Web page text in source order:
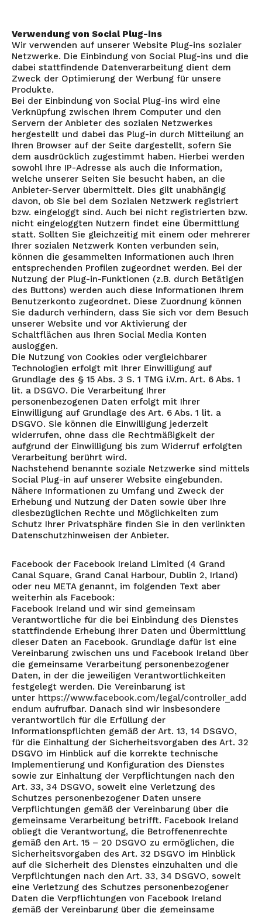
Verwendung von Social Plug-ins
Wir verwenden auf unserer Website Plug-ins sozialer
Netzwerke. Die Einbindung von Social Plug-ins und die
dabei stattfindende Datenverarbeitung dient dem
Zweck der Optimierung der Werbung für unsere
Produkte.
Bei der Einbindung von Social Plug-ins wird eine
Verknüpfung zwischen Ihrem Computer und den
Servern der Anbieter des sozialen Netzwerkes
hergestellt und dabei das Plug-in durch Mitteilung an
Ihren Browser auf der Seite dargestellt, sofern Sie
dem ausdrücklich zugestimmt haben. Hierbei werden
sowohl Ihre IP-Adresse als auch die Information,
welche unserer Seiten Sie besucht haben, an die
Anbieter-Server übermittelt. Dies gilt unabhängig
davon, ob Sie bei dem Sozialen Netzwerk registriert
bzw. eingeloggt sind. Auch bei nicht registrierten bzw.
nicht eingeloggten Nutzern findet eine Übermittlung
statt. Sollten Sie gleichzeitig mit einem oder mehrerer
Ihrer sozialen Netzwerk Konten verbunden sein,
können die gesammelten Informationen auch Ihren
entsprechenden Profilen zugeordnet werden. Bei der
Nutzung der Plug-in-Funktionen (z.B. durch Betätigen
des Buttons) werden auch diese Informationen Ihrem
Benutzerkonto zugeordnet. Diese Zuordnung können
Sie dadurch verhindern, dass Sie sich vor dem Besuch
unserer Website und vor Aktivierung der
Schaltflächen aus Ihren Social Media Konten
ausloggen.
Die Nutzung von Cookies oder vergleichbarer
Technologien erfolgt mit Ihrer Einwilligung auf
Grundlage des § 15 Abs. 3 S. 1 TMG i.V.m. Art. 6 Abs. 1
lit. a DSGVO. Die Verarbeitung Ihrer
personenbezogenen Daten erfolgt mit Ihrer
Einwilligung auf Grundlage des Art. 6 Abs. 1 lit. a
DSGVO. Sie können die Einwilligung jederzeit
widerrufen, ohne dass die Rechtmäßigkeit der
aufgrund der Einwilligung bis zum Widerruf erfolgten
Verarbeitung berührt wird.
Nachstehend benannte soziale Netzwerke sind mittels
Social Plug-in auf unserer Website eingebunden.
Nähere Informationen zu Umfang und Zweck der
Erhebung und Nutzung der Daten sowie über Ihre
diesbezüglichen Rechte und Möglichkeiten zum
Schutz Ihrer Privatsphäre finden Sie in den verlinkten
Datenschutzhinweisen der Anbieter.
Facebook der Facebook Ireland Limited (4 Grand
Canal Square, Grand Canal Harbour, Dublin 2, Irland)
oder neu META genannt, im folgenden Text aber
weiterhin als Facebook:
Facebook Ireland und wir sind gemeinsam
Verantwortliche für die bei Einbindung des Dienstes
stattfindende Erhebung Ihrer Daten und Übermittlung
dieser Daten an Facebook. Grundlage dafür ist eine
Vereinbarung zwischen uns und Facebook Ireland über
die gemeinsame Verarbeitung personenbezogener
Daten, in der die jeweiligen Verantwortlichkeiten
festgelegt werden. Die Vereinbarung ist
unter https://www.facebook.com/legal/controller_add
endum aufrufbar. Danach sind wir insbesondere
verantwortlich für die Erfüllung der
Informationspflichten gemäß der Art. 13, 14 DSGVO,
für die Einhaltung der Sicherheitsvorgaben des Art. 32
DSGVO im Hinblick auf die korrekte technische
Implementierung und Konfiguration des Dienstes
sowie zur Einhaltung der Verpflichtungen nach den
Art. 33, 34 DSGVO, soweit eine Verletzung des
Schutzes personenbezogener Daten unsere
Verpflichtungen gemäß der Vereinbarung über die
gemeinsame Verarbeitung betrifft. Facebook Ireland
obliegt die Verantwortung, die Betroffenenrechte
gemäß den Art. 15 – 20 DSGVO zu ermöglichen, die
Sicherheitsvorgaben des Art. 32 DSGVO im Hinblick
auf die Sicherheit des Dienstes einzuhalten und die
Verpflichtungen nach den Art. 33, 34 DSGVO, soweit
eine Verletzung des Schutzes personenbezogener
Daten die Verpflichtungen von Facebook Ireland
gemäß der Vereinbarung über die gemeinsame